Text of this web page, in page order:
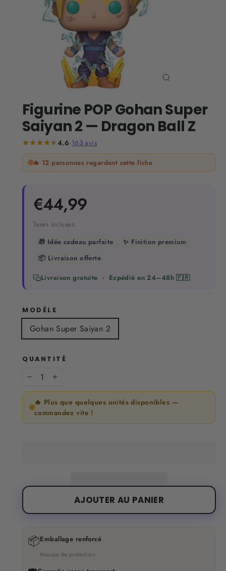
Figurine POP Gohan Super
Saiyan 2 — Dragon Ball Z
4.6·163 avis
🔥 12 personnes regardent cette fiche
Prix
régulier
€44,99
Taxes incluses.
🎁 Idée cadeau parfaite
✨ Finition premium
📦 Livraison offerte
Livraison gratuite · Expédié en 24–48h 🇫🇷
MODÈLE
Gohan Super Saiyan 2
QUANTITÉ
🔥 Plus que quelques unités disponibles —
commandez vite !
AJOUTER AU PANIER
📦Emballage renforcé
Mousse de protection